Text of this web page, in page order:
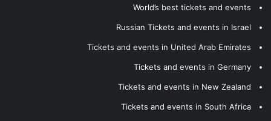
World’s best tickets and events
Russian Tickets and events in Israel
Tickets and events in United Arab Emirates
Tickets and events in Germany
Tickets and events in New Zealand
Tickets and events in South Africa